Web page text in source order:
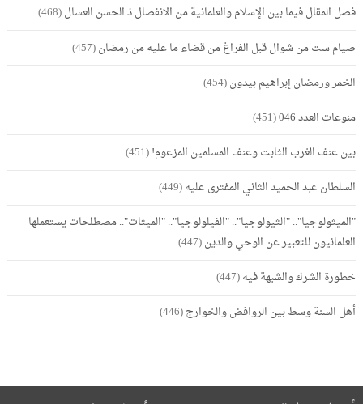
فصل المقال فيما بين الإسلام والعلمانية من الانفصال ذ.الحسن العسال(468)
صيام ست من شوال قبل الفراغ من قضاء ما عليه من رمضان(457)
الخمر ورمضان إبراهيم بيدون(454)
منوعات العدد 046
(451)
بين عنف الغرب الثابت وعنف المسلمين المزعوم!(451)
السلطان عبد الحميد الثاني المفترى عليه(449)
"الميثولوجيا".. "الثيولوجيا".. "الفيلولوجيا".. "الميثات".. مصطلحات يستعملها
العلمانيون للتعبير عن الوحي والدين(447)
خطورة الشرك والشبهة فيه(447)
أهل السنة وسط بين الروافض والخوارج(446)